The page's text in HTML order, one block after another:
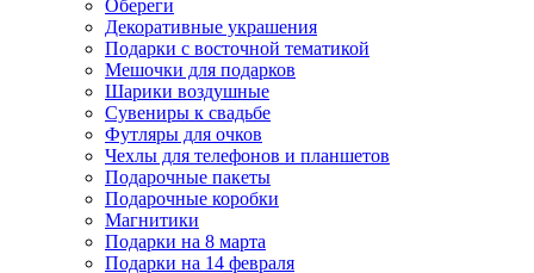
Обереги
Декоративные украшения
Подарки с восточной тематикой
Мешочки для подарков
Шарики воздушные
Сувениры к свадьбе
Футляры для очков
Чехлы для телефонов и планшетов
Подарочные пакеты
Подарочные коробки
Магнитики
Подарки на 8 марта
Подарки на 14 февраля